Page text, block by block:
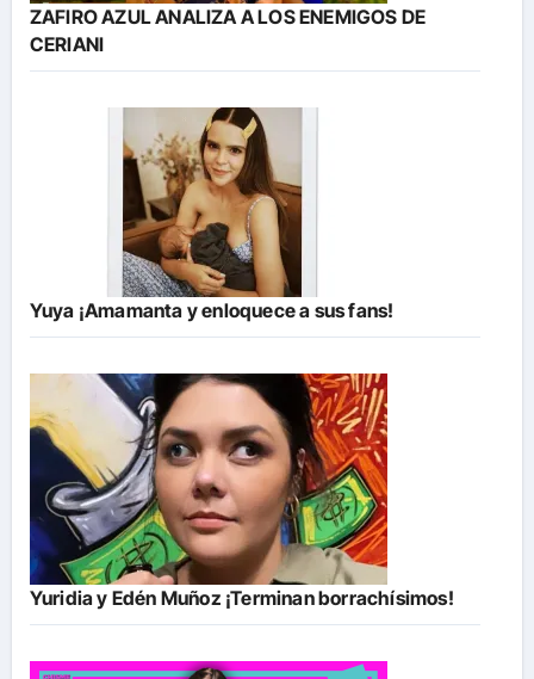
ZAFIRO AZUL ANALIZA A LOS ENEMIGOS DE
CERIANI
Yuya ¡Amamanta y enloquece a sus fans!
Yuridia y Edén Muñoz ¡Terminan borrachísimos!